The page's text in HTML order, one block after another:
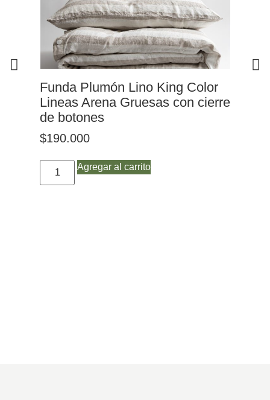
Funda Plumón Lino King Color
Lineas Arena Gruesas con cierre
de botones
$190.000
Agregar al carrito